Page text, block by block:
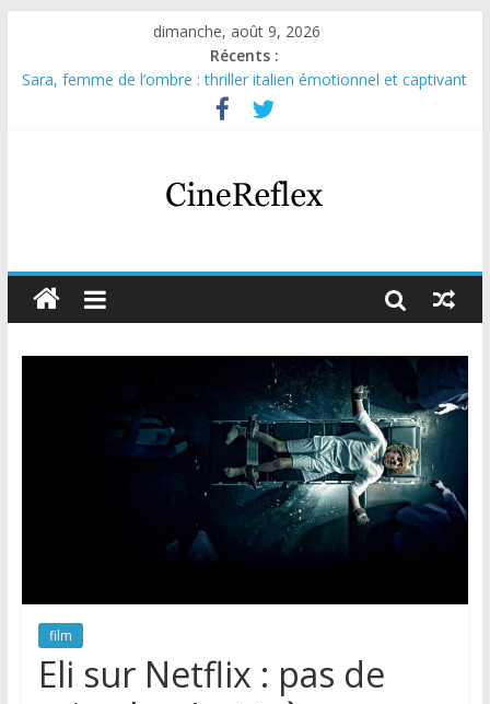
dimanche, août 9, 2026
Récents :
Sara, femme de l’ombre : thriller italien émotionnel et captivant
Journal d’une fille larguée : nouvelle série suédoise sur Netflix
Aema : mini-série sur le tournage d’un film érotique devenu
Glass Heart : excellente série musicale avec Takeru Satō
Olympo, saison 1 : nouvelle série qui séduira les fans de
film
Eli sur Netflix : pas de